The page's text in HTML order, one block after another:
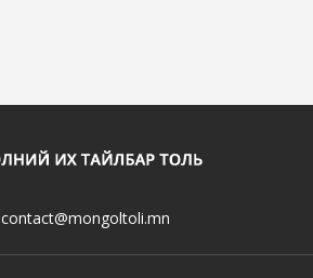
contact@mongoltoli.mn